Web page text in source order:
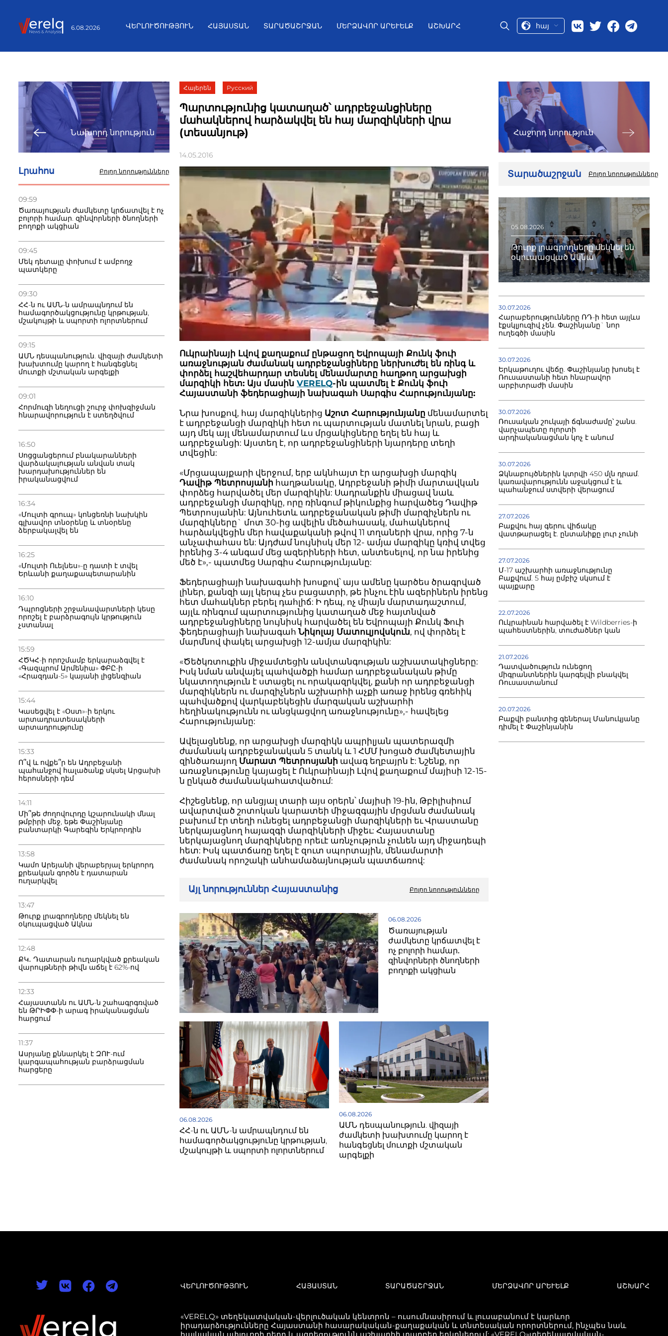
6.08.2026 ՎԵՐԼՈՒԾՈՒԹՅՈՒՆ ՀԱՅԱՍՏԱՆ ՏԱՐԱԾԱՇՐՋԱՆ ՄԵՐՁԱՎՈՐ ԱՐԵՒԵԼՔ ԱՇԽԱՐՀ հայ
Նախորդ նորություն
Լրահոս Բոլոր նորությունները
09:59
Ծառայության ժամկետը կրճատվել է ոչ
բոլորի համար. զինվորների ծնողների
բողոքի ակցիան
09:45
Մեկ դետալը փոխում է ամբողջ
պատկերը
09:30
ՀՀ-ն ու ԱՄՆ-ն ամրապնդում են
համագործակցությունը կրթության,
մշակույթի և սպորտի ոլորտներում
09:15
ԱՄՆ դեսպանություն. վիզայի ժամկետի
խախտումը կարող է հանգեցնել
մուտքի մշտական արգելքի
09:01
Հորմուզի նեղուցի շուրջ փոխզիջման
հնարավորություն է ստեղծվում
16:50
Սոցցանցերում բնակարանների
վարձակալության անվան տակ
խարդախություններ են
իրականացվում
16:34
«Մուլտի գրուպ» կոնցեռնի նախկին
գլխավոր տնօրենը և տնօրենը
ձերբակալվել են
16:25
«Մուլտի Ուելնես»-ը դատի է տվել
Երևանի քաղաքապետարանին
16:10
Դպրոցների շրջանավարտների կեսը
որոշել է բարձրագույն կրթություն
չստանալ
15:59
ՀԾԿՀ-ի որոշմամբ երկարաձգվել է
«Գազպրոմ Արմենիա» ՓԲԸ-ի
«Հրազդան-5» կայանի լիցենզիան
15:44
Կասեցվել է «Օստ»-ի երկու
արտադրատեսակների
արտադրությունը
15:33
Ո՞վ և ովքե՞ր են Ադրբեջանի
պահանջով հալածանք սկսել Արցախի
հերոսների դեմ
14:11
Մի՞թե ժողովուրդը կշարունակի մնալ
թմբիրի մեջ, եթե Փաշինյանը
բանտարկի Գարեգին Երկրորդին
13:58
Կամո Արեյանի վերաբերյալ երկրորդ
քրեական գործն է դատարան
ուղարկվել
13:47
Թուրք լրագրողները մեկնել են
օկուպացված Ակնա
12:48
ՔԿ․ Դատարան ուղարկված քրեական
վարույթների թիվն աճել է 62%-ով
12:33
Հայաստանն ու ԱՄՆ-ն շահագրգռված
են ԹՐԻՓՓ-ի արագ իրականացման
հարցում
11:37
Ասրյանը քննարկել է ԶՈՒ-ում
կարգապահության բարձրացման
հարցերը
Հայերեն Русский
Պարտությունից կատաղած՝ ադրբեջանցիները
մահակներով հարձակվել են հայ մարզիկների վրա
(տեսանյութ)
14.05.2016
Ուկրաինայի Լվով քաղաքում ընթացող Եվրոպայի Քունկ ֆուի
առաջնության ժամանակ ադրբեջանցիները ներխուժել են ռինգ և
փորձել հաշվեհարդար տեսնել մենամարտը հաղթող արցախցի
մարզիկի հետ: Այս մասինVERELQ-ին պատմել է Քունկ ֆուի
Հայաստանի ֆեդերացիայի նախագահ Սարգիս Հարությունյանը:
Նրա խոսքով, հայ մարզիկներից Աշոտ Հարությունյանը մենամարտել
է ադրբեջանցի մարզիկի հետ ու պարտության մատնել նրան, բացի
այդ մեկ այլ մենամարտում ևս մրցակիցները եղել են հայ և
ադրբեջանցի: Այստեղ է, որ ադրբեջանցիների նյարդերը տեղի
տվեցին:
«Մրցապայքարի վերջում, երբ ակնհայտ էր արցախցի մարզիկ
Դավիթ Պետրոսյանի հաղթանակը, Ադրբեջանի թիմի մարտավկան
փորձեց հարվածել մեր մարզիկին: Սադրանքին միացավ նաև
ադրբեջանցի մարզիկը, որը ռինգում թիկունքից հարվածեց Դավիթ
Պետրոսյանին: Այնուհետև ադրբեջանական թիմի մարզիչներն ու
մարզիկները` մոտ 30-ից ավելին մեծահասակ, մահակներով
հարձակվեցին մեր հավաքականի թվով 11 տղաների վրա, որից 7-ն
անչափահաս են: Այդժամ նույնիսկ մեր 12- ամյա մարզիկը կռիվ տվեց
իրենից 3-4 անգամ մեց ազերիների հետ, անտեսելով, որ նա իրենից
մեծ է»,- պատմեց Սարգիս Հարությունյանը:
Ֆեդերացիայի նախագահի խոսքով՝ այս ամենը կարծես ծրագրված
լիներ, քանզի այլ կերպ չես բացատրի, թե ինչու էին ազերիներն իրենց
հետ մահակներ բերել դահլիճ: Ի դեպ, ոչ միայն մարտադաշտում,
այլև ռինգում պարտությունից կատաղած մեջ հայտնված
ադրբեջանցիները նույնիսկ հարվածել են Եվրոպայի Քունկ Ֆուի
ֆեդերացիայի նախագահՆիկոլայ Մատուլյովսկուն, ով փորձել է
մարմնով փակել արցախցի 12-ամյա մարզիկին:
«Ծեծկռտուքին միջամտեցին անվտանգության աշխատակիցները:
Իսկ նման անվայել պահվածքի համար ադրբեջանական թիմը
նկատողություն է ստացել ու որակազրկվել, քանի որ ադրբեջանցի
մարզիկներն ու մարզիչներն աշխարհի աչքի առաջ իրենց գռեհիկ
պահվածքով վարկաբեկեցին մարզական աշխարհի
հեղինակությունն ու անցկացվող առաջնությունը»,- հավելեց
Հարությունյանը:
Ավելացնենք, որ արցախցի մարզիկն ապրիլյան պատերազմի
ժամանակ ադրբեջանական 5 տանկ և 1 ՀՄՄ խոցած ժամկետային
զինծառայող Մարատ Պետրոսյանի ավագ եղբայրն է: Նշենք, որ
առաջնությունը կայացել է Ուկրաինայի Լվով քաղաքում մայիսի 12-15-
ն ընկած ժամանակահատվածում:
Հիշեցնենք, որ անցյալ տարի այս օրերն՝ մայիսի 19-ին, Թբիլիսիում
ավարտված շոտոկան կարատեի միջազգային մրցման ժամանակ
բախում էր տեղի ունեցել ադրբեջանցի մարզիկների եւ Վրաստանը
ներկայացնող հայազգի մարզիկների միջեւ: Հայաստանը
ներկայացնող մարզիկները որեւէ առնչություն չունեն այդ միջադեպի
հետ: Իսկ պատճառը եղել է զուտ սպորտային, մենամարտի
ժամանակ որոշակի անհամաձայնության պատճառով:
Այլ նորություններ Հայաստանից Բոլոր նորությունները
06.08.2026
Ծառայության
ժամկետը կրճատվել է
ոչ բոլորի համար.
զինվորների ծնողների
բողոքի ակցիան
06.08.2026
ՀՀ-ն ու ԱՄՆ-ն ամրապնդում են
համագործակցությունը կրթության,
մշակույթի և սպորտի ոլորտներում
06.08.2026
ԱՄՆ դեսպանություն. վիզայի
ժամկետի խախտումը կարող է
հանգեցնել մուտքի մշտական
արգելքի
Հաջորդ նորություն
Տարածաշրջան Բոլոր նորությունները
05.08.2026
Թուրք լրագրողները մեկնել են
օկուպացված Ակնա
30.07.2026
Հարաբերությունները ՌԴ-ի հետ այլևս
էքսկլյուզիվ չեն. Փաշինյանը` նոր
ուղեգծի մասին
30.07.2026
Երկաթուղու վեճը. Փաշինյանը խոսել է
Ռուսաստանի հետ հնարավոր
արբիտրաժի մասին
30.07.2026
Ռուսական շուկայի ճգնաժամը՝ շանս.
վարչապետը ոլորտի
արդիականացման կոչ է անում
30.07.2026
Ձկնաբույծներին կտրվի 450 մլն դրամ.
կառավարությունն աջակցում է և
պահանջում ստվերի վերացում
27.07.2026
Բաքվու հայ գերու վիճակը
վատթարացել է. ընտանիքը լուր չունի
27.07.2026
Մ-17 աշխարհի առաջնությունը
Բաքվում. 5 հայ ըմբիշ սկսում է
պայքարը
22.07.2026
Ուկրաինան հարվածել է Wildberries-ի
պահեստներին, տուժածներ կան
21.07.2026
Դատվածություն ունեցող
միգրանտներին կարգելվի բնակվել
Ռուսաստանում
20.07.2026
Բաքվի բանտից գեներալ Մանուկյանը
դիմել է Փաշինյանին
ՎԵՐԼՈՒԾՈՒԹՅՈՒՆ ՀԱՅԱՍՏԱՆ ՏԱՐԱԾԱՇՐՋԱՆ ՄԵՐՁԱՎՈՐ ԱՐԵՒԵԼՔ ԱՇԽԱՐՀ
«VERELQ» տեղեկատվական-վերլուծական կենտրոն – ուսումնասիրում և լուսաբանում է կարևոր
իրադարձությունները Հայաստանի հասարակական-քաղաքական և տնտեսական որորտներում, ինչպես նաև